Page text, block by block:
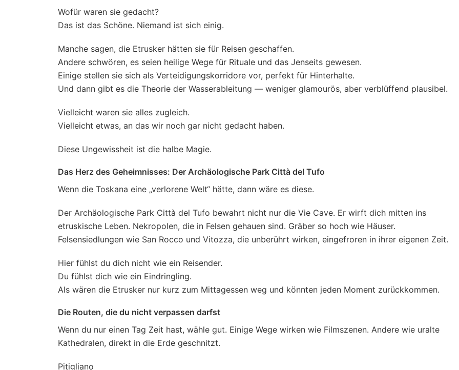
Wofür waren sie gedacht?
Das ist das Schöne. Niemand ist sich einig.
Manche sagen, die Etrusker hätten sie für Reisen geschaffen.
Andere schwören, es seien heilige Wege für Rituale und das Jenseits gewesen.
Einige stellen sie sich als Verteidigungskorridore vor, perfekt für Hinterhalte.
Und dann gibt es die Theorie der Wasserableitung — weniger glamourös, aber verblüffend plausibel.
Vielleicht waren sie alles zugleich.
Vielleicht etwas, an das wir noch gar nicht gedacht haben.
Diese Ungewissheit ist die halbe Magie.
Das Herz des Geheimnisses: Der Archäologische Park Città del Tufo
Wenn die Toskana eine „verlorene Welt“ hätte, dann wäre es diese.
Der Archäologische Park Città del Tufo bewahrt nicht nur die Vie Cave. Er wirft dich mitten ins
etruskische Leben. Nekropolen, die in Felsen gehauen sind. Gräber so hoch wie Häuser.
Felsensiedlungen wie San Rocco und Vitozza, die unberührt wirken, eingefroren in ihrer eigenen Zeit.
Hier fühlst du dich nicht wie ein Reisender.
Du fühlst dich wie ein Eindringling.
Als wären die Etrusker nur kurz zum Mittagessen weg und könnten jeden Moment zurückkommen.
Die Routen, die du nicht verpassen darfst
Wenn du nur einen Tag Zeit hast, wähle gut. Einige Wege wirken wie Filmszenen. Andere wie uralte
Kathedralen, direkt in die Erde geschnitzt.
Pitigliano